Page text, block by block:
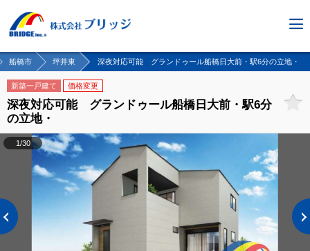
船橋市 坪井東 深夜対応可能 グランドゥール船橋日大前・駅6分の立地・
新築一戸建て 価格変更
深夜対応可能 グランドゥール船橋日大前・駅6分
の立地・
1/30